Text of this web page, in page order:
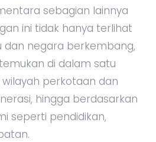
sebagian lainnya
ini tidak hanya terlihat
negara berkembang,
di dalam satu
perkotaan dan
hingga berdasarkan
seperti pendidikan,